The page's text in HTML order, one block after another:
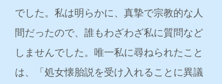
でした。私は明らかに、真摯で宗教的な人
間だったので、誰もわざわざ私に質問など
しませんでした。唯一私に尋ねられたこと
は、「処女懐胎説を受け入れることに異議